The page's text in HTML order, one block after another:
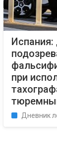
при
Дневник